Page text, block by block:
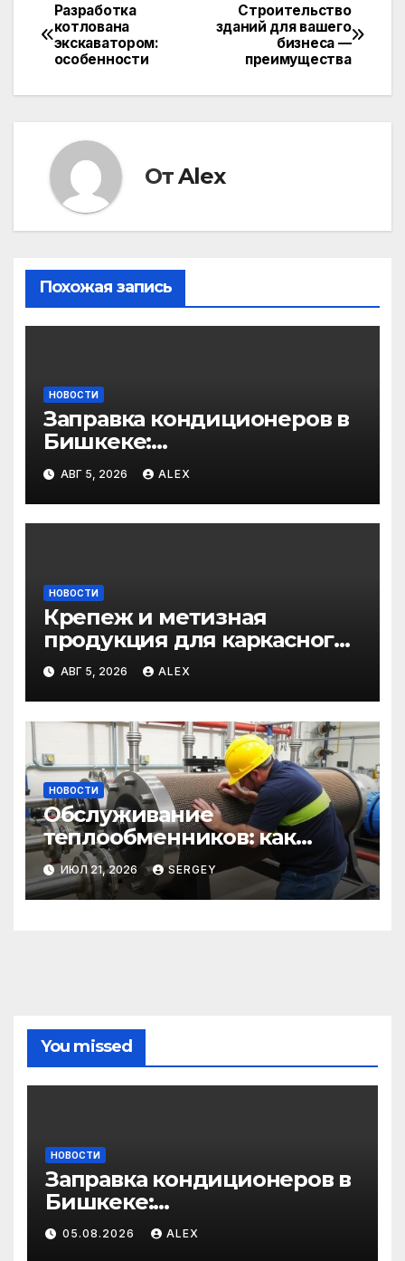
Навигация
по
записям
Строительство
зданий для вашего
бизнеса —
преимущества
Разработка
котлована
экскаватором:
особенности
ОтAlex
Похожая запись
НОВОСТИ
Заправка кондиционеров в
Бишкеке:
профессиональные услуги
для дома и авто
АВГ 5, 2026 ALEX
НОВОСТИ
Крепеж и метизная
продукция для каркасного
и загородного
строительства: от
саморезов до анкеров
АВГ 5, 2026 ALEX
НОВОСТИ
Обслуживание
теплообменников: как
сохранить эффективность и
избежать простоев
ИЮЛ 21, 2026 SERGEY
You missed
НОВОСТИ
Заправка кондиционеров в
Бишкеке:
профессиональные услуги
для дома и авто
05.08.2026 ALEX